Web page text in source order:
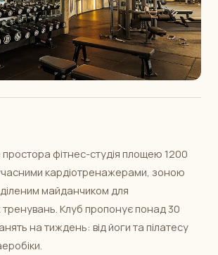
фітнес-студія площею 1200
кардіотренажерами, зоною
майданчиком для
Клуб пропонує понад 30
на тиждень: від йоги та пілатесу